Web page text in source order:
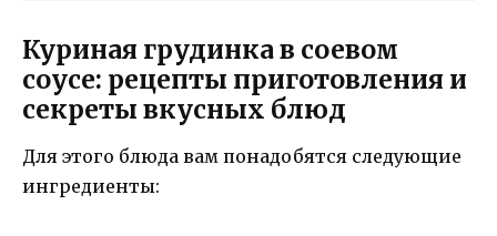
Куриная грудинка в соевом
соусе: рецепты приготовления и
секреты вкусных блюд
Для этого блюда вам понадобятся следующие
ингредиенты: